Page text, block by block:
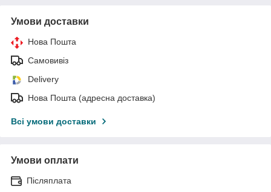
Умови доставки
Нова Пошта
Самовивіз
Delivery
Нова Пошта (адресна доставка)
Всі умови доставки
Умови оплати
Післяплата